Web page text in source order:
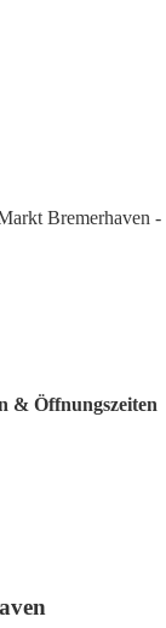
Bremerhaven -
& Öffnungszeiten